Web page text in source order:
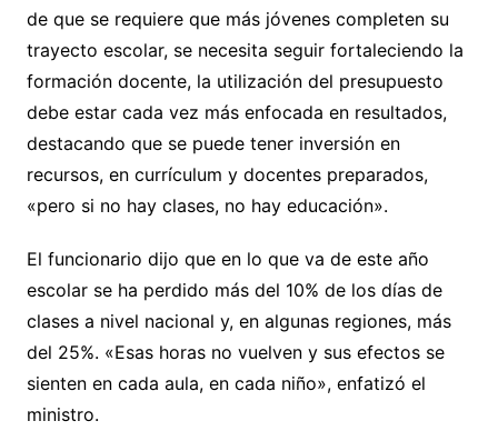
de que se requiere que más jóvenes completen su
trayecto escolar, se necesita seguir fortaleciendo la
formación docente, la utilización del presupuesto
debe estar cada vez más enfocada en resultados,
destacando que se puede tener inversión en
recursos, en currículum y docentes preparados,
«pero si no hay clases, no hay educación».
El funcionario dijo que en lo que va de este año
escolar se ha perdido más del 10% de los días de
clases a nivel nacional y, en algunas regiones, más
del 25%. «Esas horas no vuelven y sus efectos se
sienten en cada aula, en cada niño», enfatizó el
ministro.